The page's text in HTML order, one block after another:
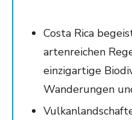
Costa Rica
artenreichen
einzigartige
Wanderungen